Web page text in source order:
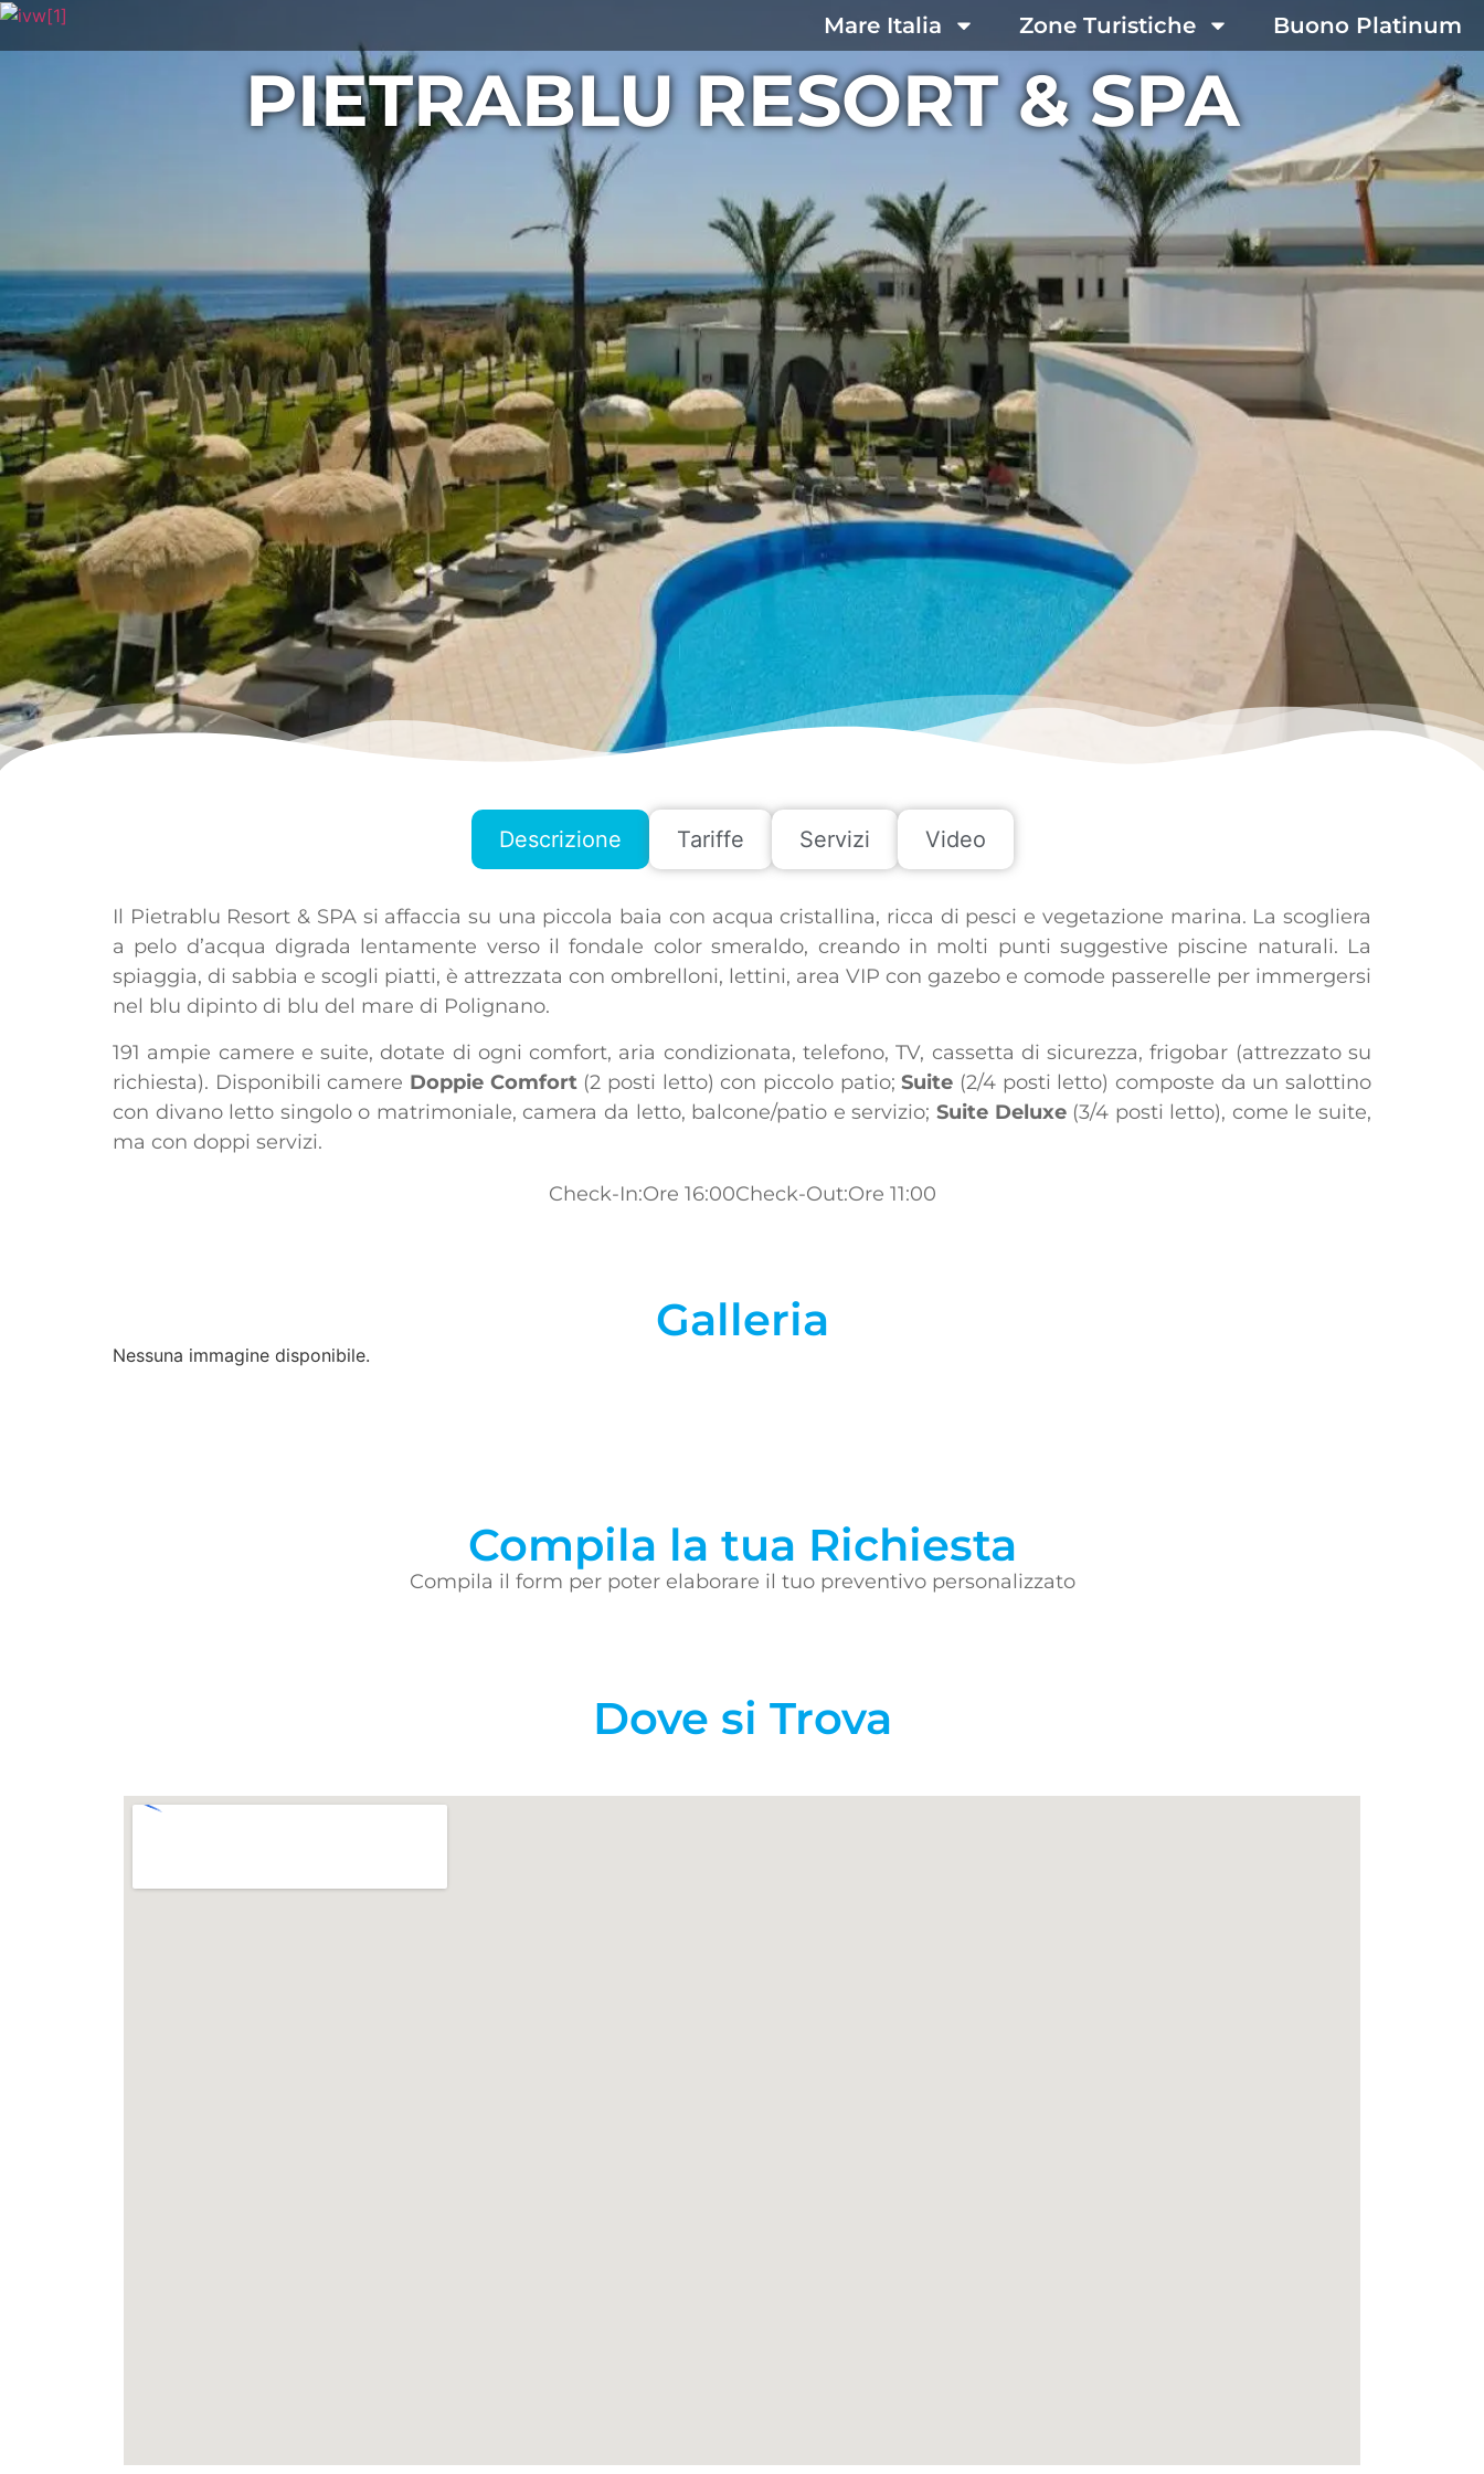
Mare Italia Zone Turistiche Buono Platinum
PIETRABLU RESORT & SPA
Descrizione Tariffe Servizi Video
Il Pietrablu Resort & SPA si affaccia su una piccola baia con acqua cristallina, ricca di pesci e vegetazione marina. La scogliera
a pelo d’acqua digrada lentamente verso il fondale color smeraldo, creando in molti punti suggestive piscine naturali. La
spiaggia, di sabbia e scogli piatti, è attrezzata con ombrelloni, lettini, area VIP con gazebo e comode passerelle per immergersi
nel blu dipinto di blu del mare di Polignano.
191 ampie camere e suite, dotate di ogni comfort, aria condizionata, telefono, TV, cassetta di sicurezza, frigobar (attrezzato su
richiesta). Disponibili camere Doppie Comfort(2 posti letto) con piccolo patio;Suite (2/4 posti letto) composte da un salottino
con divano letto singolo o matrimoniale, camera da letto, balcone/patio e servizio; Suite Deluxe(3/4 posti letto), come le suite,
ma con doppi servizi.
Check-In:Ore 16:00Check-Out:Ore 11:00
Galleria
Nessuna immagine disponibile.
Compila la tua Richiesta
Compila il form per poter elaborare il tuo preventivo personalizzato
Dove si Trova